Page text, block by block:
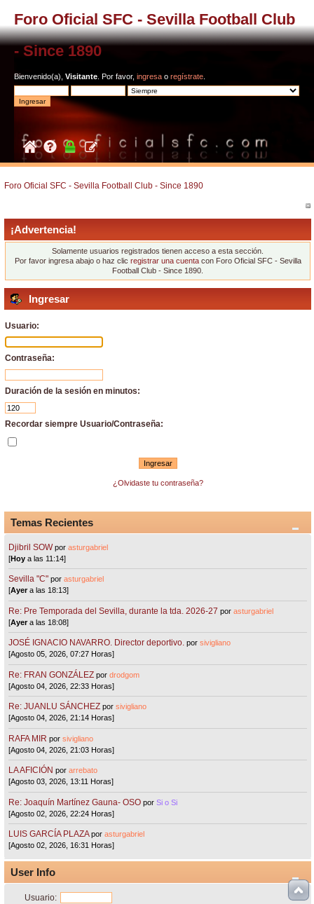
Foro Oficial SFC - Sevilla Football Club
- Since 1890
Bienvenido(a), Visitante . Por favor, ingresa o regístrate
Foro Oficial SFC - Sevilla Football Club - Since 1890
¡Advertencia!
Solamente usuarios registrados tienen acceso a esta sección.
Por favor ingresa abajo o haz clic registrar una cuentacon Foro Oficial SFC - Sevilla
Football Club - Since 1890.
Ingresar
Usuario:
Contraseña:
Duración de la sesión en minutos:
Recordar siempre Usuario/Contraseña:
¿Olvidaste tu contraseña?
Temas Recientes
Djibril SOW porasturgabriel
[Hoy a las 11:14]
Sevilla "C"porasturgabriel
[Ayera las 18:13]
Re: Pre Temporada del Sevilla, durante la tda. 2026-27 porasturgabriel
[Ayera las 18:08]
JOSÉ IGNACIO NAVARRO. Director deportivo. porsivigliano
[Agosto 05, 2026, 07:27 Horas]
Re: FRAN GONZÁLEZ pordrodgom
[Agosto 04, 2026, 22:33 Horas]
Re: JUANLU SÁNCHEZ porsivigliano
[Agosto 04, 2026, 21:14 Horas]
RAFA MIR porsivigliano
[Agosto 04, 2026, 21:03 Horas]
LA AFICIÓN porarrebato
[Agosto 03, 2026, 13:11 Horas]
Re: Joaquín Martínez Gauna- OSO porSi o Si
[Agosto 02, 2026, 22:24 Horas]
LUIS GARCÍA PLAZA porasturgabriel
[Agosto 02, 2026, 16:31 Horas]
User Info
Usuario: